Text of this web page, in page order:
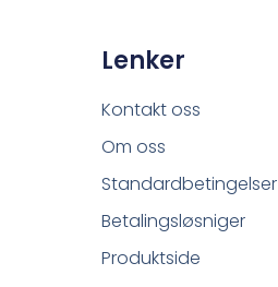
Lenker
Kontakt oss
Om oss
Standardbetingelser
Betalingsløsniger
Produktside